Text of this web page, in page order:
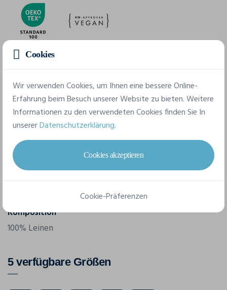
Merkmale
Marke
Spasso
Referenz
SP723
Komposition
100% Leinen
5 verfügbare Größen
Cookies
Wir verwenden Cookies, um Ihnen eine bessere Online-
Erfahrung beim Besuch unserer Website zu bieten. Weitere
Informationen zu den verwendeten Cookies finden Sie In
unsererDatenschutzerklärung.
Cookies akzeptieren
Cookie-Präferenzen